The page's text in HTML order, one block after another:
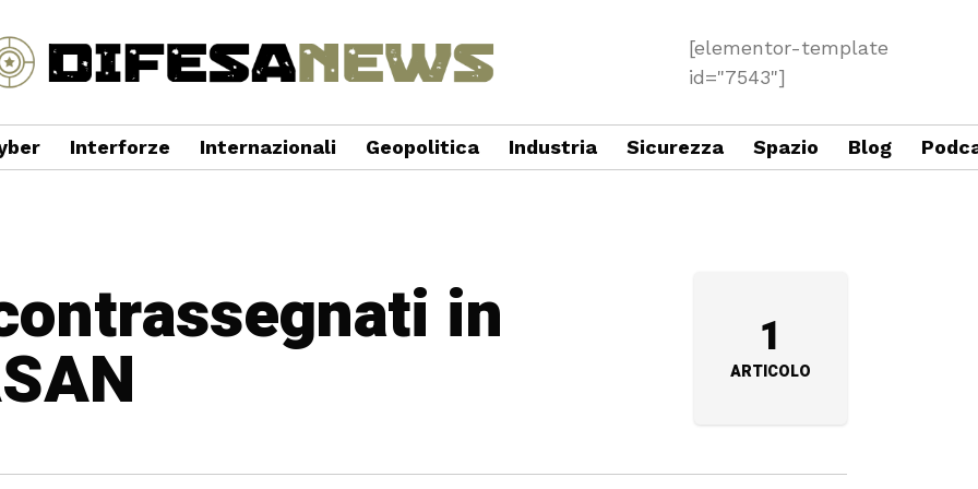
[elementor-template
id="7543"]
Interforze Internazionali Geopolitica Industria Sicurezza Spazio Blog
in 1
ARTICOLO